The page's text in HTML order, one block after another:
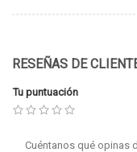
RESEÑAS DE
Tu puntuación